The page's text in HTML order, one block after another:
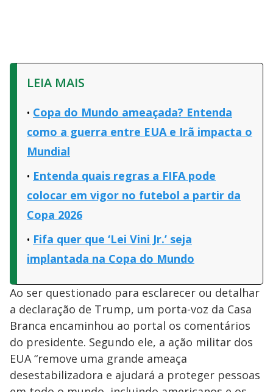
LEIA MAIS
Copa do Mundo ameaçada? Entenda
como a guerra entre EUA e Irã impacta o
Mundial
Entenda quais regras a FIFA pode
colocar em vigor no futebol a partir da
Copa 2026
Fifa quer que ‘Lei Vini Jr.’ seja
implantada na Copa do Mundo
Ao ser questionado para esclarecer ou detalhar
a declaração de Trump, um porta-voz da Casa
Branca encaminhou ao portal os comentários
do presidente. Segundo ele, a ação militar dos
EUA “remove uma grande ameaça
desestabilizadora e ajudará a proteger pessoas